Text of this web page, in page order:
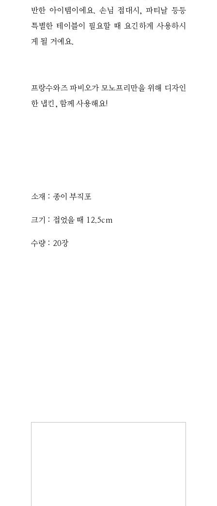
반한 아이템이에요. 손님 접대시, 파티날 등등
특별한 테이블이 필요할 때 요긴하게 사용하시
게 될 거예요.
프랑수와즈 파비오가 모노프리만을 위해 디자인
한 냅킨, 함께 사용해요!
소재 : 종이 부직포
크기 : 접었을 때 12.5cm
수량 : 20장